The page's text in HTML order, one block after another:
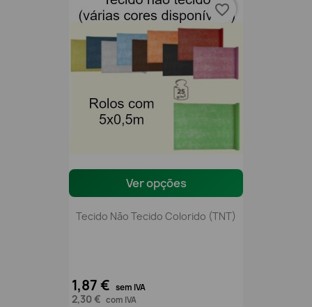
Ver opções
Tecido Não Tecido Colorido (TNT)
1,87 € sem IVA
2,30 € com IVA
favorite_border